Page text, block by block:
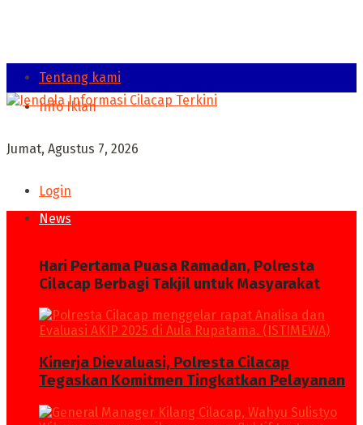
Tentang kami
Info Iklan
Jumat, Agustus 7, 2026
Login
News
Hari Pertama Puasa Ramadan, Polresta
Cilacap Berbagi Takjil untuk Masyarakat
Kinerja Dievaluasi, Polresta Cilacap
Tegaskan Komitmen Tingkatkan Pelayanan